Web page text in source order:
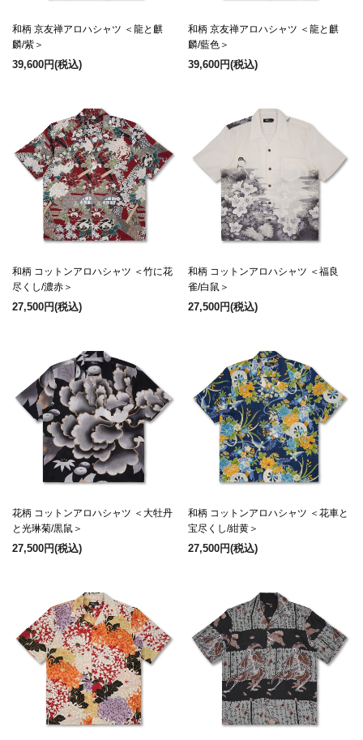
和柄 京友禅アロハシャツ ＜龍と麒
麟/紫＞
39,600円(税込)
和柄 京友禅アロハシャツ ＜龍と麒
麟/藍色＞
39,600円(税込)
和柄 コットンアロハシャツ ＜竹に花
尽くし/濃赤＞
27,500円(税込)
和柄 コットンアロハシャツ ＜福良
雀/白鼠＞
27,500円(税込)
花柄 コットンアロハシャツ ＜大牡丹
と光琳菊/黒鼠＞
27,500円(税込)
和柄 コットンアロハシャツ ＜花車と
宝尽くし/紺黄＞
27,500円(税込)